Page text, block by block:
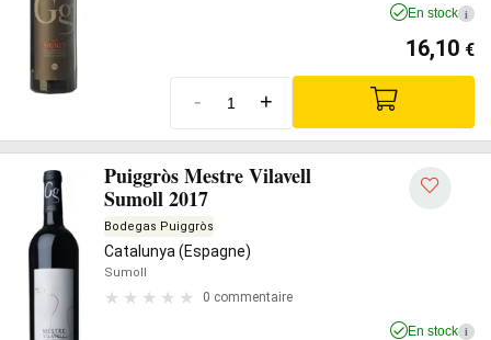
En stock i
16,10 €
- +
Puiggròs Mestre Vilavell
Sumoll 2017
Bodegas Puiggròs
Catalunya (Espagne)
Sumoll
0 commentaire
En stock i